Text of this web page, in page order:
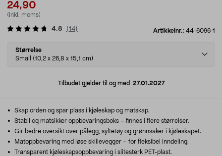
24,90
(inkl. moms)
Artikkelnr.: 44-6096-1
4.8 (14)
Select
variant
Størrelse
Small (10,2 x 26,8 x 15,1 cm)
Tilbudet gjelder til og med 27.01.2027
Skap orden og spar plass i kjøleskap og matskap.
Stabil og matsikker oppbevaringsboks – finnes i flere størrelser.
Gir bedre oversikt over pålegg, syltetøy og grønnsaker i kjøleskapet.
Matoppbevaring med løse skillevegger – for fleksibel inndeling.
Transparent kjøleskapsoppbevaring i slitesterk PET-plast.